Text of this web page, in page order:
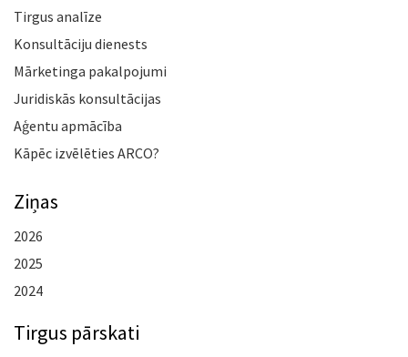
Tirgus analīze
Konsultāciju dienests
Mārketinga pakalpojumi
Juridiskās konsultācijas
Aģentu apmācība
Kāpēc izvēlēties ARCO?
Ziņas
2026
2025
2024
Tirgus pārskati